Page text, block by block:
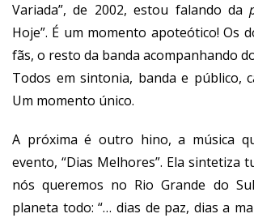
Variada”, de 2002, estou falando da
Hoje”. É um momento apoteótico! Os
fãs, o resto da banda acompanhando
Todos em sintonia, banda e público,
Um momento único.
A próxima é outro hino, a música
evento, “Dias Melhores”. Ela sintetiza
nós queremos no Rio Grande do
planeta todo: “… dias de paz, dias a